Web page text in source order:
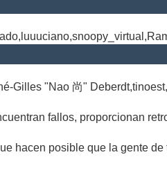
Gilles "Nao 尚"
fallos, proporcionan
hacen posible que la gente de